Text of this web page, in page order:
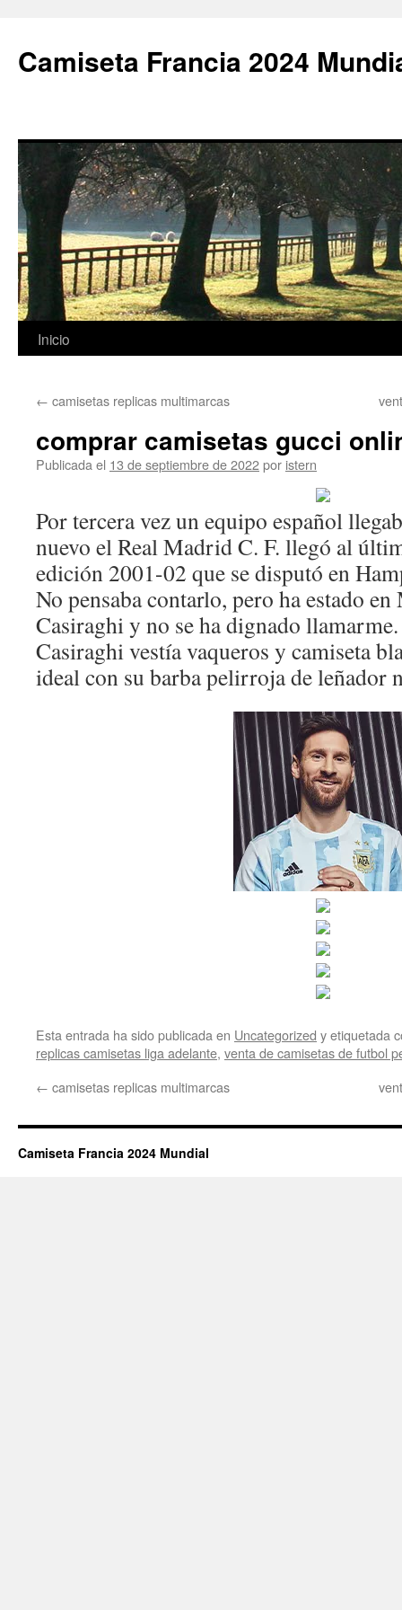
Camiseta Francia 2024
Saltar
contenido
Inicio
← camisetas replicas multimarcas
comprar camisetas gucci
Publicada el 13 de septiembre de 2022por istern
Por tercera vez un equipo español
nuevo el Real Madrid C. F. llegó al
edición 2001-02 que se disputó en
No pensaba contarlo, pero ha estado
Casiraghi y no se ha dignado
Casiraghi vestía vaqueros y camiseta
ideal con su barba pelirroja de leñador
Esta entrada ha sido publicada en Uncategorized y etiquetada
replicas camisetas liga adelante, venta de camisetas de futbol
← camisetas replicas multimarcas
Camiseta Francia 2024 Mundial